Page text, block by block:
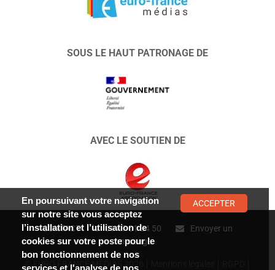
SOUS LE HAUT PATRONAGE DE
AVEC LE SOUTIEN DE
CONTACT : 01 47 01 34 50
Envoyer un
message
© EURO FRANCE MÉDIAS 2026
En poursuivant votre navigation
sur notre site vous acceptez
l’installation et l’utilisation de
cookies sur votre poste pour le
bon fonctionnement de nos
services et l'analyse de nos
ACCEPTER